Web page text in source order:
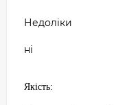
Недоліки
ні
Якість: